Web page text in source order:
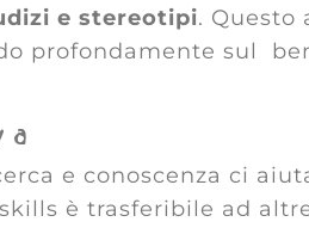
e stereotipi. Questo
profondamente sul
e conoscenza ci
è trasferibile ad